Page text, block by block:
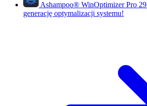
Ashampoo® WinOptimizer Pro 29
generację optymalizacji systemu!